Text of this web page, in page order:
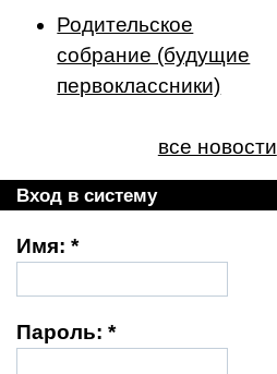
Родительское
собрание (будущие
первоклассники)
все новости
Вход в систему
Имя: *
Пароль: *